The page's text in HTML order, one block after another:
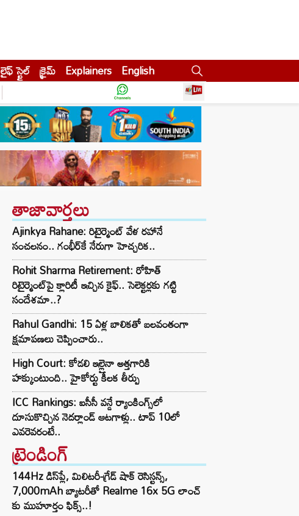
లైఫ్ స్టైల్ క్రైమ్ Explainers English
తాజావార్తలు
Ajinkya Rahane: రిటైర్మెంట్ వేళ రహానే
సంచలనం.. గంభీర్‌కే నేరుగా హెచ్చరిక..
Rohit Sharma Retirement: రోహిత్
రిటైర్మెంట్‌పై క్లారిటీ ఇచ్చిన కైఫ్.. సెలెక్టర్లకు గట్టి
సందేశమా..?
Rahul Gandhi: 15 ఏళ్ల బాలికతో బలవంతంగా
క్షమాపణలు చెప్పించారు..
High Court: కోడలి ఇల్లైనా అత్తగారికి
హక్కుంటుంది.. హైకోర్టు కీలక తీర్పు
ICC Rankings: ఐసీసీ వన్డే ర్యాంకింగ్స్‌లో
దూసుకొచ్చిన నెదర్లాండ్ ఆటగాళ్లు.. టాప్ 10లో
ఎవరెవరంటే..
ట్రెండింగ్‌
144Hz డిస్‌ప్లే, మిలిటరీ-గ్రేడ్ షాక్ రెసిస్టన్స్,
7,000mAh బ్యాటరీతో Realme 16x 5G లాంచ్
కు ముహూర్తం ఫిక్స్..!